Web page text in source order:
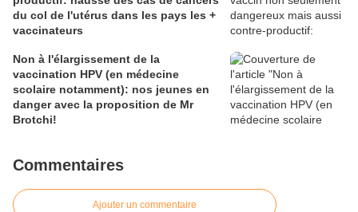
du col de l'utérus dans les pays les +
vaccinateurs
Non à l'élargissement de la
vaccination HPV (en médecine
scolaire notamment): nos jeunes en
danger avec la proposition de Mr
Brotchi!
Commentaires
Ajouter un commentaire